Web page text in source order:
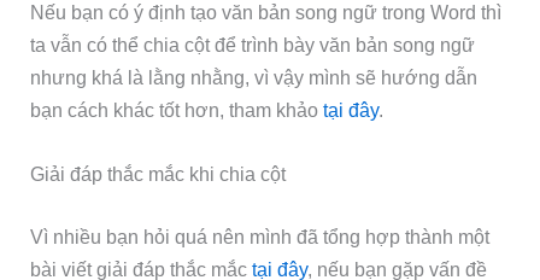
Nếu bạn có ý định tạo văn bản song ngữ trong Word thì
ta vẫn có thể chia cột để trình bày văn bản song ngữ
nhưng khá là lằng nhằng, vì vậy mình sẽ hướng dẫn
bạn cách khác tốt hơn, tham khảotại đây.
Giải đáp thắc mắc khi chia cột
Vì nhiều bạn hỏi quá nên mình đã tổng hợp thành một
bài viết giải đáp thắc mắctại đây, nếu bạn gặp vấn đề